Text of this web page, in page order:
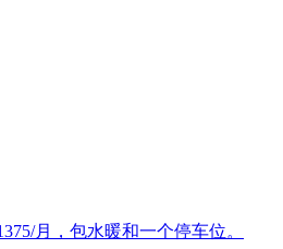
月，包水暖和一个停车位。